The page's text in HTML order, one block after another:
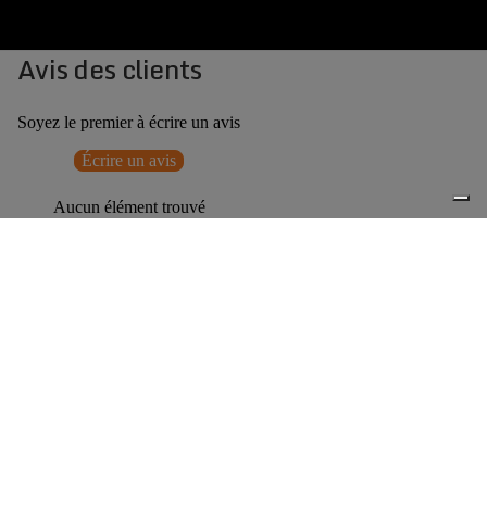
Avis des clients
Soyez le premier à écrire un avis
Écrire un avis
Aucun élément trouvé